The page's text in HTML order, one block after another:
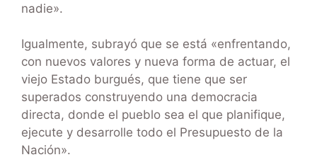
nadie».
Igualmente, subrayó que se está «enfrentando,
con nuevos valores y nueva forma de actuar, el
viejo Estado burgués, que tiene que ser
superados construyendo una democracia
directa, donde el pueblo sea el que planifique,
ejecute y desarrolle todo el Presupuesto de la
Nación».